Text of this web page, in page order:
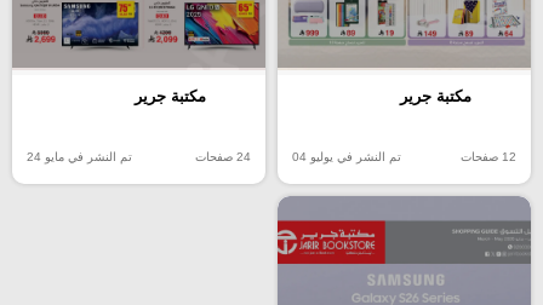
مكتبة جرير
12 صفحات تم النشر في يوليو 04
مكتبة جرير
24 صفحات تم النشر في مايو 24